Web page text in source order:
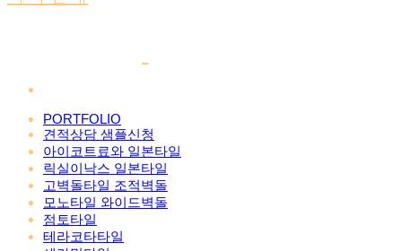
PORTFOLIO
견적상담 샘플신청
아이코트료와 일본타일
릭실이낙스 일본타일
고벽돌타일 조적벽돌
모노타일 와이드벽돌
점토타일
테라코타타일